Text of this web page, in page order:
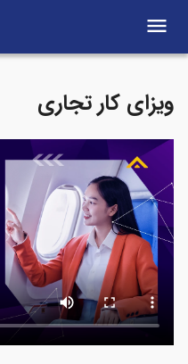
menu
ویزای کار تجاری